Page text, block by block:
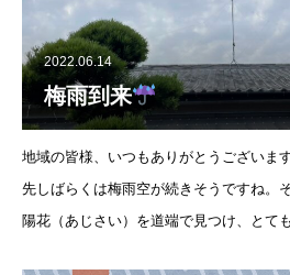
2022.06.14
梅雨到来
地域の皆様、いつもありがとうございま
先しばらくは梅雨空が続きそうですね。
陽花（あじさい）を道端で見つけ、とて